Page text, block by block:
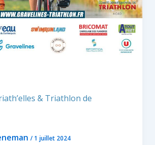
& Triathlon de
/1 juillet 2024